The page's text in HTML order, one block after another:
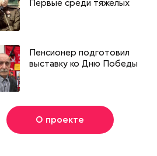
и мире 3
холостяка:
Первые среди тяжелых
Пенсионер подготовил
выставку ко Дню Победы
О проекте